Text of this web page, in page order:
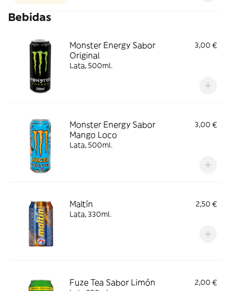
Bebidas
Monster Energy Sabor
Original
3,00 €
Lata, 500ml.
Monster Energy Sabor
Mango Loco
3,00 €
Lata, 500ml.
Maltín
2,50 €
Lata, 330ml.
Fuze Tea Sabor Limón
2,00 €